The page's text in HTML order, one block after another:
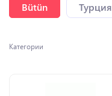
Bütün Турция
Категории